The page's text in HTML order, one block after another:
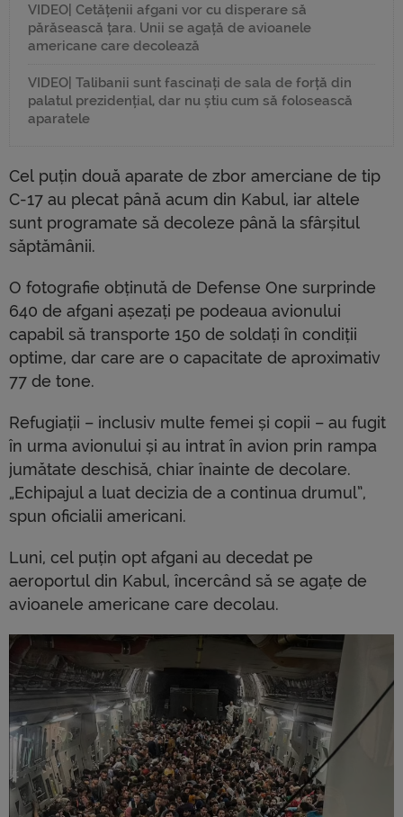
VIDEO| Cetățenii afgani vor cu disperare să
părăsească țara. Unii se agață de avioanele
americane care decolează
VIDEO| Talibanii sunt fascinați de sala de forță din
palatul prezidențial, dar nu știu cum să folosească
aparatele
Cel puțin două aparate de zbor amerciane de tip
C-17 au plecat până acum din Kabul, iar altele
sunt programate să decoleze până la sfârșitul
săptămânii.
O fotografie obținută de Defense One surprinde
640 de afgani așezați pe podeaua avionului
capabil să transporte 150 de soldați în condiții
optime, dar care are o capacitate de aproximativ
77 de tone.
Refugiații – inclusiv multe femei și copii – au fugit
în urma avionului și au intrat în avion prin rampa
jumătate deschisă, chiar înainte de decolare.
„Echipajul a luat decizia de a continua drumul”,
spun oficialii americani.
Luni, cel puțin opt afgani au decedat pe
aeroportul din Kabul, încercând să se agațe de
avioanele americane care decolau.